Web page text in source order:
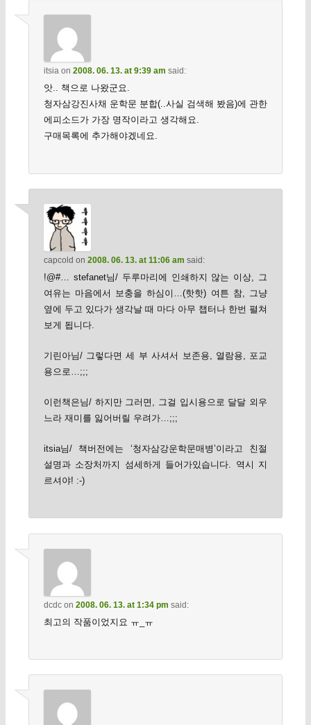
itsiaon 2008. 06. 13. at 9:39 am said:
앗.. 책으로 나왔군요.
청자삼강진사채 운학문 분합(..사실 검색해 봤음)에 관한
에피소드가 가장 명작이라고 생각해요.
구매목록에 추가해야겠네요.
capcold on 2008. 06. 13. at 11:06 am said:
!@#… stefanet님/ 두루마리에 인쇄하지 않는 이상, 그
여유는 마음에서 보충을 하심이…(핫핫) 여튼 참, 그냥
옆에 두고 있다가 생각날 때 마다 아무 챕터나 한번 펼쳐
보게 됩니다.
기린아님/ 그렇다면 세 부 사셔서 보존용, 열람용, 포교
용으로…;;;
이런책은님/ 하지만 그러면, 그걸 입시용으로 달달 외우
느라 재미를 잃어버릴 우려가…;;;
itsia님/ 책버전에는 ‘청자삼강운학문매병’이라고 친절
설명과 소장처까지 섬세하게 들어가있습니다. 역시 지
르셔야! :-)
dcdcon 2008. 06. 13. at 1:34 pm said:
최고의 작품이었지요 ㅠ_ㅠ